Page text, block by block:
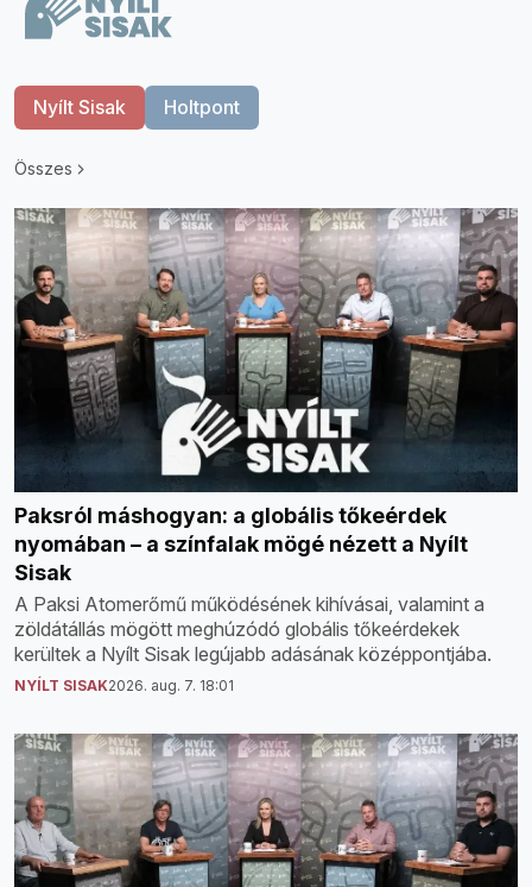
Nyílt Sisak Holtpont
Összes
Paksról máshogyan: a globális tőkeérdek
nyomában – a színfalak mögé nézett a Nyílt
Sisak
A Paksi Atomerőmű működésének kihívásai, valamint a
zöldátállás mögött meghúzódó globális tőkeérdekek
kerültek a Nyílt Sisak legújabb adásának középpontjába.
NYÍLT SISAK2026. aug. 7. 18:01